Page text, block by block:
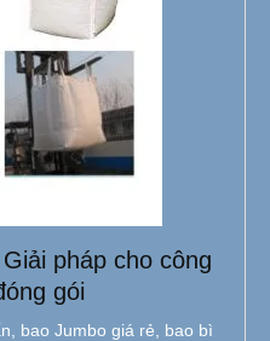
pháp cho công
gói
bao Jumbo giá rẻ, bao bì